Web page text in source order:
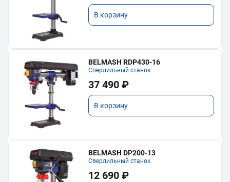
В корзину
BELMASH RDP430-16
Сверлильный станок
37 490 ₽
В корзину
BELMASH DP200-13
Сверлильный станок
12 690 ₽